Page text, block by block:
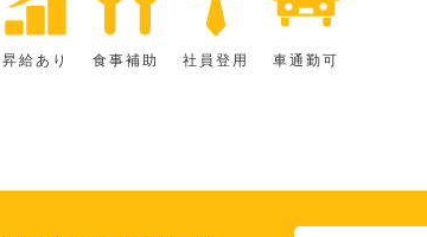
昇給あり 食事補助 社員登用 車通勤可